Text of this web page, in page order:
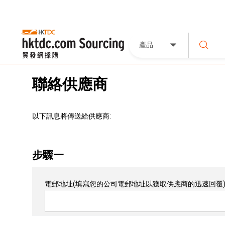
產品
聯絡供應商
以下訊息將傳送給供應商:
步驟一
電郵地址(填寫您的公司電郵地址以獲取供應商的迅速回覆)